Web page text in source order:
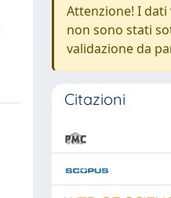
Attenzione! I dati
non sono stati
validazione da
Citazioni